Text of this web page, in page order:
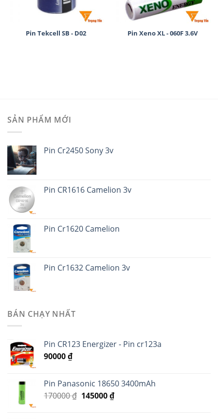
Pin Tekcell SB - D02 Pin Xeno XL - 060F 3.6V
SẢN PHẨM MỚI
Pin Cr2450 Sony 3v
Pin CR1616 Camelion 3v
Pin Cr1620 Camelion
Pin Cr1632 Camelion 3v
BÁN CHẠY NHẤT
Pin CR123 Energizer - Pin cr123a
90000₫
Pin Panasonic 18650 3400mAh
170000₫ 145000₫